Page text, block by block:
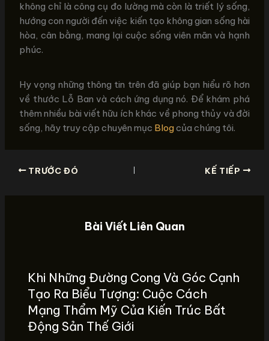
không chỉ là công cụ đo lường mà còn là triết lý sống,
hướng con người đến việc kiến tạo không gian sống hài
hòa, cân bằng, mang lại cuộc sống viên mãn và hạnh
phúc.
Hy vọng những thông tin trên đã giúp bạn hiểu rõ hơn
về thước Lỗ Ban và cách ứng dụng nó. Để khám phá
thêm nhiều bài viết hữu ích khác về phong thủy và đời
sống, hãy truy cập chuyên mục Blogcủa chúng tôi.
TRƯỚC ĐÓ KẾ TIẾP
Bài Viết Liên Quan
Khi Những Đường Cong Và Góc Cạnh
Tạo Ra Biểu Tượng: Cuộc Cách
Mạng Thẩm Mỹ Của Kiến Trúc Bất
Động Sản Thế Giới